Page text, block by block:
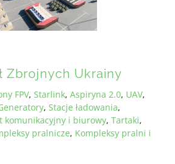
Zbrojnych Ukrainy
FPV, Starlink, Aspiryna 2.0, UAV,
, Stacje ładowania,
komunikacyjny i biurowy, Tartaki,
pralnicze, Kompleksy pralni i